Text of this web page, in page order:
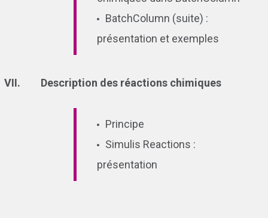
BatchColumn (suite) :
présentation et exemples
Description des réactions chimiques
Principe
Simulis Reactions :
présentation